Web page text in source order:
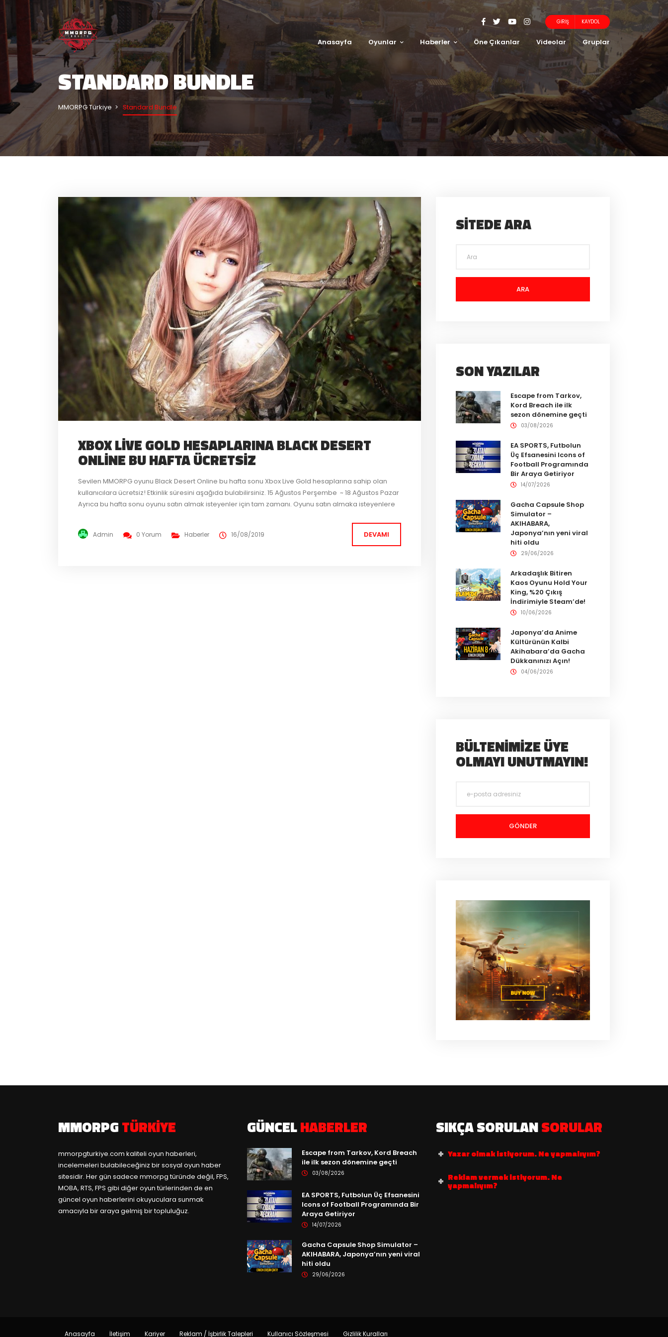
GIRIŞ KAYDOL
Anasayfa Oyunlar Haberler Öne Çıkanlar Videolar Gruplar
STANDARD BUNDLE
MMORPG Türkiye Standard Bundle
XBOX LIVE GOLD HESAPLARINA BLACK DESERT
ONLINE BU HAFTA ÜCRETSIZ
Sevilen MMORPG oyunu Black Desert Online bu hafta sonu Xbox Live Gold hesaplarına sahip olan
kullanıcılara ücretsiz! Etkinlik süresini aşağıda bulabilirsiniz. 15 Ağustos Perşembe ~ 18 Ağustos Pazar
Ayrıca bu hafta sonu oyunu satın almak isteyenler için tam zamanı. Oyunu satın almaka isteyenlere
Admin 0 Yorum Haberler 16/08/2019 DEVAMI
SITEDE ARA
ARA
SON YAZILAR
Escape from Tarkov,
Kord Breach ile ilk
sezon dönemine geçti
03/08/2026
EA SPORTS, Futbolun
Üç Efsanesini Icons of
Football Programında
Bir Araya Getiriyor
14/07/2026
Gacha Capsule Shop
Simulator –
AKIHABARA,
Japonya’nın yeni viral
hiti oldu
29/06/2026
Arkadaşlık Bitiren
Kaos Oyunu Hold Your
King, %20 Çıkış
İndirimiyle Steam’de!
10/06/2026
Japonya’da Anime
Kültürünün Kalbi
Akihabara’da Gacha
Dükkanınızı Açın!
04/06/2026
BÜLTENIMIZE ÜYE
OLMAYI UNUTMAYIN!
MMORPGTÜRKIYE
mmorpgturkiye.com kaliteli oyun haberleri,
incelemeleri bulabileceğiniz bir sosyal oyun haber
sitesidir. Her gün sadece mmorpg türünde değil, FPS,
MOBA, RTS, FPS gibi diğer oyun türlerinden de en
güncel oyun haberlerini okuyuculara sunmak
amacıyla bir araya gelmiş bir topluluğuz.
GÜNCELHABERLER
Escape from Tarkov, Kord Breach
ile ilk sezon dönemine geçti
03/08/2026
EA SPORTS, Futbolun Üç Efsanesini
Icons of Football Programında Bir
Araya Getiriyor
14/07/2026
Gacha Capsule Shop Simulator –
AKIHABARA, Japonya’nın yeni viral
hiti oldu
29/06/2026
SIKÇA SORULANSORULAR
Yazar olmak istiyorum. Ne yapmalıyım?
Reklam vermek istiyorum. Ne
yapmalıyım?
Anasayfa İletişim Kariyer Reklam / İşbirlik Talepleri Kullanıcı Sözleşmesi Gizlilik Kuralları